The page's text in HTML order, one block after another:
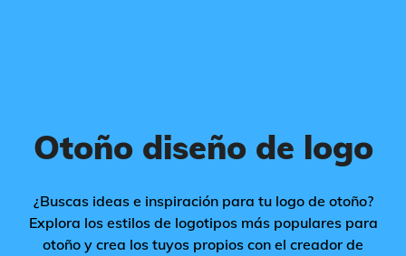
Otoño diseño de logo
¿Buscas ideas e inspiración para tu logo de otoño?
Explora los estilos de logotipos más populares para
otoño y crea los tuyos propios con el creador de